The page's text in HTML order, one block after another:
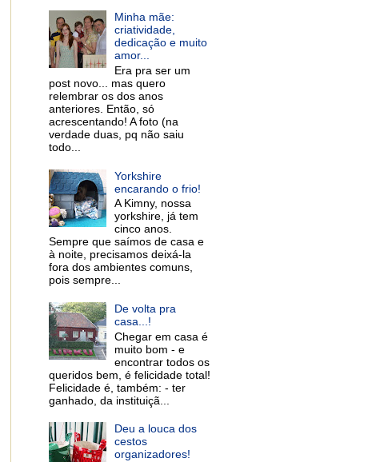
Minha mãe:
criatividade,
dedicação e muito
amor...
Era pra ser um
post novo... mas quero
relembrar os dos anos
anteriores. Então, só
acrescentando! A foto (na
verdade duas, pq não saiu
todo...
Yorkshire
encarando o frio!
A Kimny, nossa
yorkshire, já tem
cinco anos.
Sempre que saímos de casa e
à noite, precisamos deixá-la
fora dos ambientes comuns,
pois sempre...
De volta pra
casa...!
Chegar em casa é
muito bom - e
encontrar todos os
queridos bem, é felicidade total!
Felicidade é, também: - ter
ganhado, da instituiçã...
Deu a louca dos
cestos
organizadores!